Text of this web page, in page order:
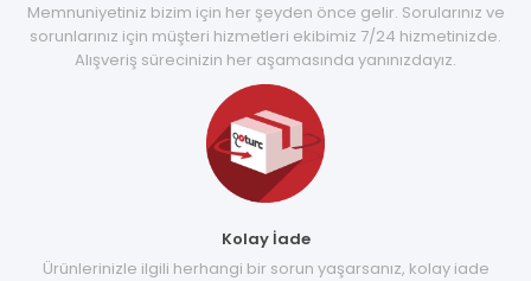
Memnuniyetiniz bizim için her şeyden önce gelir. Sorularınız ve
sorunlarınız için müşteri hizmetleri ekibimiz 7/24 hizmetinizde.
Alışveriş sürecinizin her aşamasında yanınızdayız.
Kolay İade
Ürünlerinizle ilgili herhangi bir sorun yaşarsanız, kolay iade